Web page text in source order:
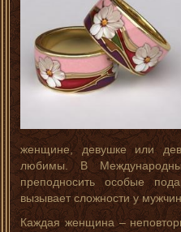
женщине, девушке или
любимы. В
преподносить особые
вызывает сложности у
Каждая женщина –